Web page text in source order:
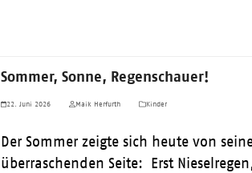
Sommer, Sonne, Regenschauer!
22. Juni 2026 Maik Herfurth Kinder
Der Sommer zeigte sich heute von
überraschenden Seite: Erst